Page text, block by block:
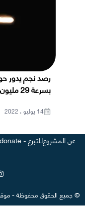
رصد نجم يدور
بسرعة 29 مليون كيلومتر في الساعة
14 يوليو ، 2022
عن المشروعللتبرع - donate
©جميع الحقوق محفوظة-